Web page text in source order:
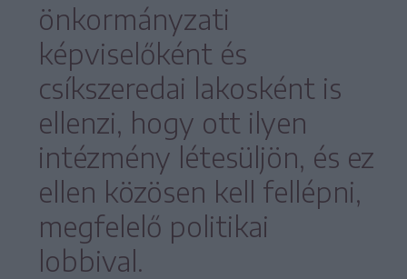
önkormányzati
képviselőként és
csíkszeredai lakosként is
ellenzi, hogy ott ilyen
intézmény létesüljön, és ez
ellen közösen kell fellépni,
megfelelő politikai
lobbival.